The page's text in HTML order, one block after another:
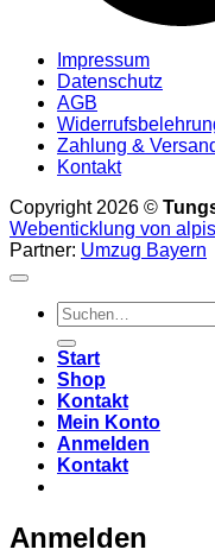
Impressum
Datenschutz
AGB
Zahlung &
Kontakt
Copyright 2026 ©
Webenticklung von
Partner: Umzug Bayern
Suche
nach:
Start
Shop
Kontakt
Mein Konto
Anmelden
Kontakt
Anmelden